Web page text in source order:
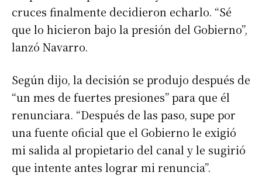
cruces finalmente decidieron echarlo. “Sé
que lo hicieron bajo la presión del Gobierno”,
lanzó Navarro.
Según dijo, la decisión se produjo después de
“un mes de fuertes presiones” para que él
renunciara. “Después de las paso, supe por
una fuente oficial que el Gobierno le exigió
mi salida al propietario del canal y le sugirió
que intente antes lograr mi renuncia”.